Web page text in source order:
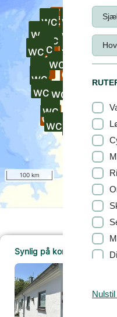
100 km
Synlig på kortet (2265)
Læs